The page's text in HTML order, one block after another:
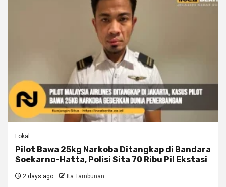
Lokal
Pilot Bawa 25kg Narkoba Ditangkap di Bandara
Soekarno-Hatta, Polisi Sita 70 Ribu Pil Ekstasi
2 days ago Ita Tambunan